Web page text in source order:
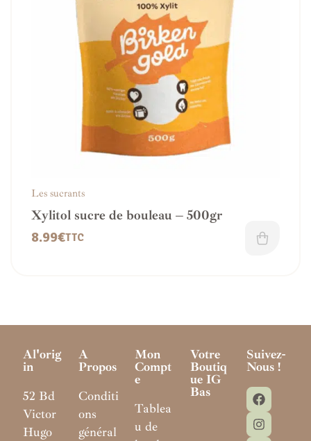
Les sucrants
Xylitol sucre de bouleau – 500gr
8.99€TTC
Al'orig
In
52 Bd
Victor
Hugo
A
Propos
Conditi
ons
général
Mon
Compt
E
Tablea
u de
Votre
Boutiq
Ue IG
Bas
Suivez-
Nous !